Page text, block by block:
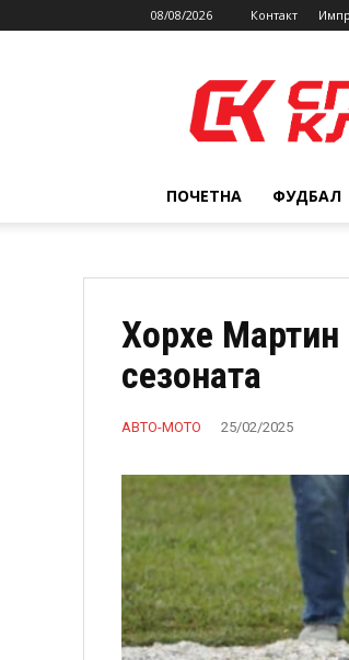
08/08/2026 Контакт
ПОЧЕТНА ФУДБАЛ
Хорхе Мартин
сезоната
АВТО-МОТО 25/02/2025